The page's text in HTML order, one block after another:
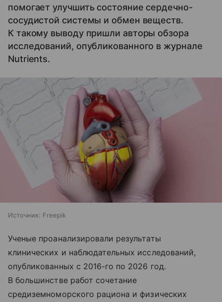
помогает улучшить состояние сердечно-
сосудистой системы и обмен веществ.
К такому выводу пришли авторы обзора
исследований, опубликованного в журнале
Nutrients.
Источник: Freepik
Ученые проанализировали результаты
клинических и наблюдательных исследований,
опубликованных с 2016-го по 2026 год.
В большинстве работ сочетание
средиземноморского рациона и физических